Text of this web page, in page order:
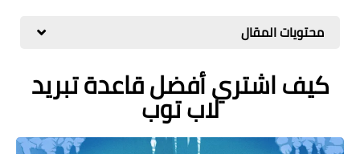
صحة وجمال
الربح من الانترنت
ذكاء اصطناعي
محتويات المقال
كيف اشتري أفضل قاعدة تبريد
لاب توب